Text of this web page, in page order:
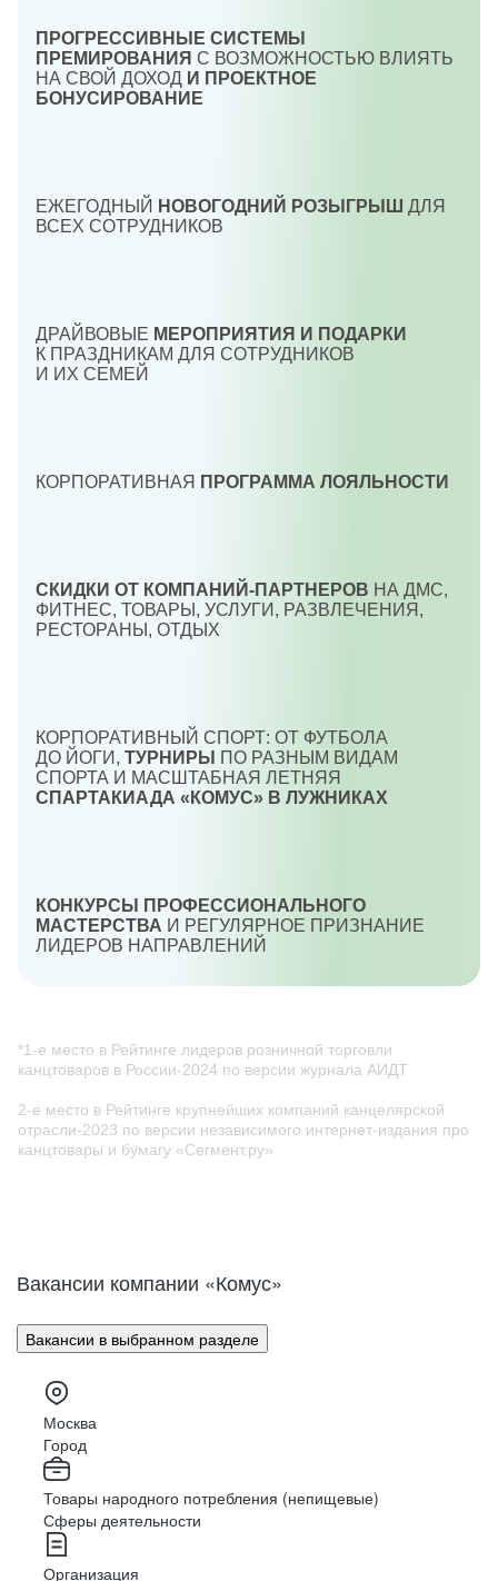
ПРОГРЕССИВНЫЕ СИСТЕМЫ
ПРЕМИРОВАНИЯ С ВОЗМОЖНОСТЬЮ ВЛИЯТЬ
НА СВОЙ ДОХОД И ПРОЕКТНОЕ
БОНУСИРОВАНИЕ
ЕЖЕГОДНЫЙ НОВОГОДНИЙ РОЗЫГРЫШ ДЛЯ
ВСЕХ СОТРУДНИКОВ
ДРАЙВОВЫЕ МЕРОПРИЯТИЯ И ПОДАРКИ
К ПРАЗДНИКАМ ДЛЯ СОТРУДНИКОВ
И ИХ СЕМЕЙ
КОРПОРАТИВНАЯ ПРОГРАММА ЛОЯЛЬНОСТИ
СКИДКИ ОТ КОМПАНИЙ-ПАРТНЕРОВ НА ДМС,
ФИТНЕС, ТОВАРЫ, УСЛУГИ, РАЗВЛЕЧЕНИЯ,
РЕСТОРАНЫ, ОТДЫХ
КОРПОРАТИВНЫЙ СПОРТ: ОТ ФУТБОЛА
ДО ЙОГИ, ТУРНИРЫ
ПО РАЗНЫМ ВИДАМ
СПОРТА И МАСШТАБНАЯ ЛЕТНЯЯ
СПАРТАКИАДА «КОМУС» В ЛУЖНИКАХ
КОНКУРСЫ ПРОФЕССИОНАЛЬНОГО
МАСТЕРСТВА И РЕГУЛЯРНОЕ ПРИЗНАНИЕ
ЛИДЕРОВ НАПРАВЛЕНИЙ
*1-е место в Рейтинге лидеров розничной торговли
канцтоваров в России-2024 по версии журнала АИДТ
2-е место в Рейтинге крупнейших компаний канцелярской
отрасли-2023 по версии независимого интернет-издания про
канцтовары и бумагу «Cегмент.ру»
Вакансии компании «Комус»
Вакансии в выбранном разделе
Москва
Город
Товары народного потребления (непищевые)
Сферы деятельности
Организация